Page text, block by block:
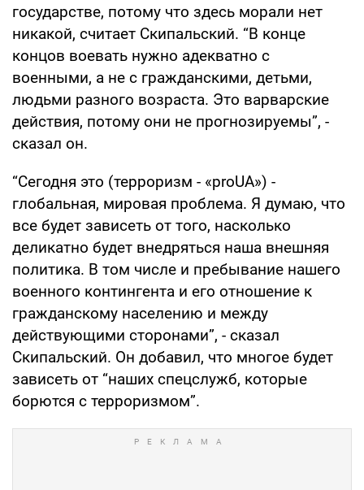
государстве, потому что здесь морали нет
никакой, считает Скипальский. “В конце
концов воевать нужно адекватно с
военными, а не с гражданскими, детьми,
людьми разного возраста. Это варварские
действия, потому они не прогнозируемы”, -
сказал он.
“Сегодня это (терроризм - «proUA») -
глобальная, мировая проблема. Я думаю, что
все будет зависеть от того, насколько
деликатно будет внедряться наша внешняя
политика. В том числе и пребывание нашего
военного контингента и его отношение к
гражданскому населению и между
действующими сторонами”, - сказал
Скипальский. Он добавил, что многое будет
зависеть от “наших спецслужб, которые
борются с терроризмом”.